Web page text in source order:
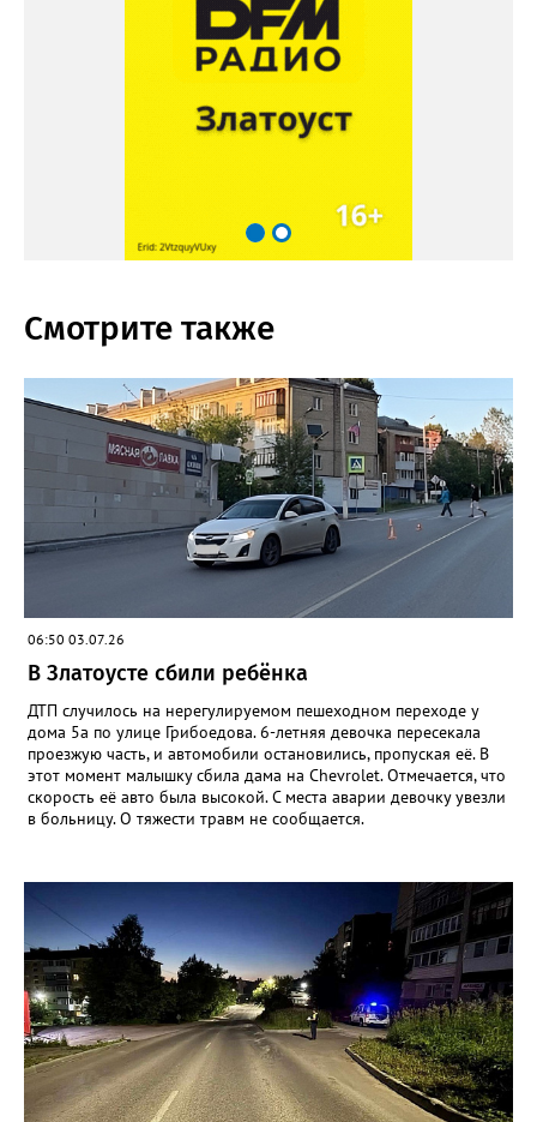
Смотрите также
06:50 03.07.26
В Златоусте сбили ребёнка
ДТП случилось на нерегулируемом пешеходном переходе у
дома 5а по улице Грибоедова. 6-летняя девочка пересекала
проезжую часть, и автомобили остановились, пропуская её. В
этот момент малышку сбила дама на Chevrolet. Отмечается, что
скорость её авто была высокой. С места аварии девочку увезли
в больницу. О тяжести травм не сообщается.